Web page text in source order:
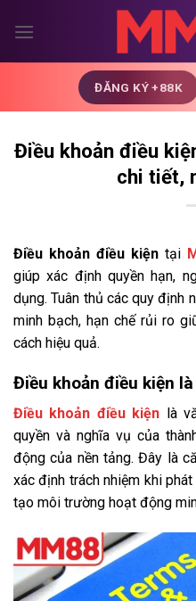
đến
ĐĂNG KÝ +88K
Điều khoản điều
chi tiết,
Điều khoản điều kiện tại
giúp xác định quyền hạn,
dụng. Tuân thủ các quy định
minh bạch, hạn chế rủi ro
cách hiệu quả.
Điều khoản điều kiện là
Điều khoản điều kiện là
quyền và nghĩa vụ của
động của nền tảng. Đây là
xác định trách nhiệm khi
tạo môi trường hoạt động